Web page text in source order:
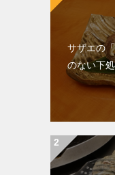
サザエの
のない下